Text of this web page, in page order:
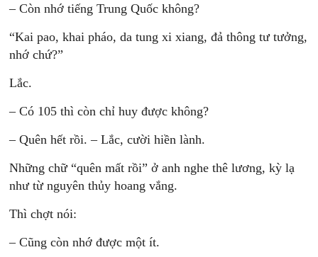
– Còn nhớ tiếng Trung Quốc không?
“Kai pao, khai pháo, da tung xi xiang, đả thông tư tưởng,
nhớ chứ?”
Lắc.
– Có 105 thì còn chỉ huy được không?
– Quên hết rồi. – Lắc, cười hiền lành.
Những chữ “quên mất rồi” ở anh nghe thê lương, kỳ lạ
như từ nguyên thủy hoang vắng.
Thì chợt nói:
– Cũng còn nhớ được một ít.